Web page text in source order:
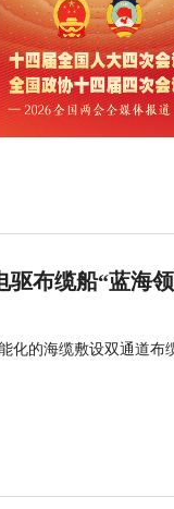
驱布缆船“蓝海
化的海缆敷设双通道布